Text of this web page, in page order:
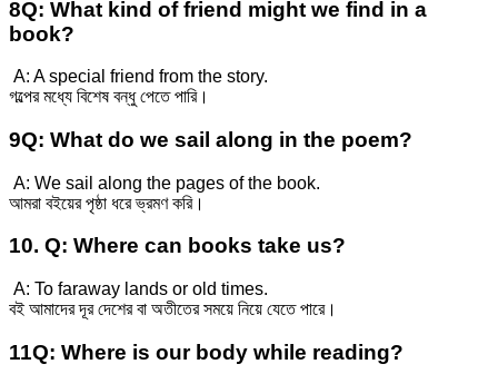
8Q: What kind of friend might we find in a
book?
A: A special friend from the story.
গল্পের মধ্যে বিশেষ বন্ধু পেতে পারি।
9Q: What do we sail along in the poem?
A: We sail along the pages of the book.
আমরা বইয়ের পৃষ্ঠা ধরে ভ্রমণ করি।
10. Q: Where can books take us?
A: To faraway lands or old times.
বই আমাদের দূর দেশের বা অতীতের সময়ে নিয়ে যেতে পারে।
11Q: Where is our body while reading?